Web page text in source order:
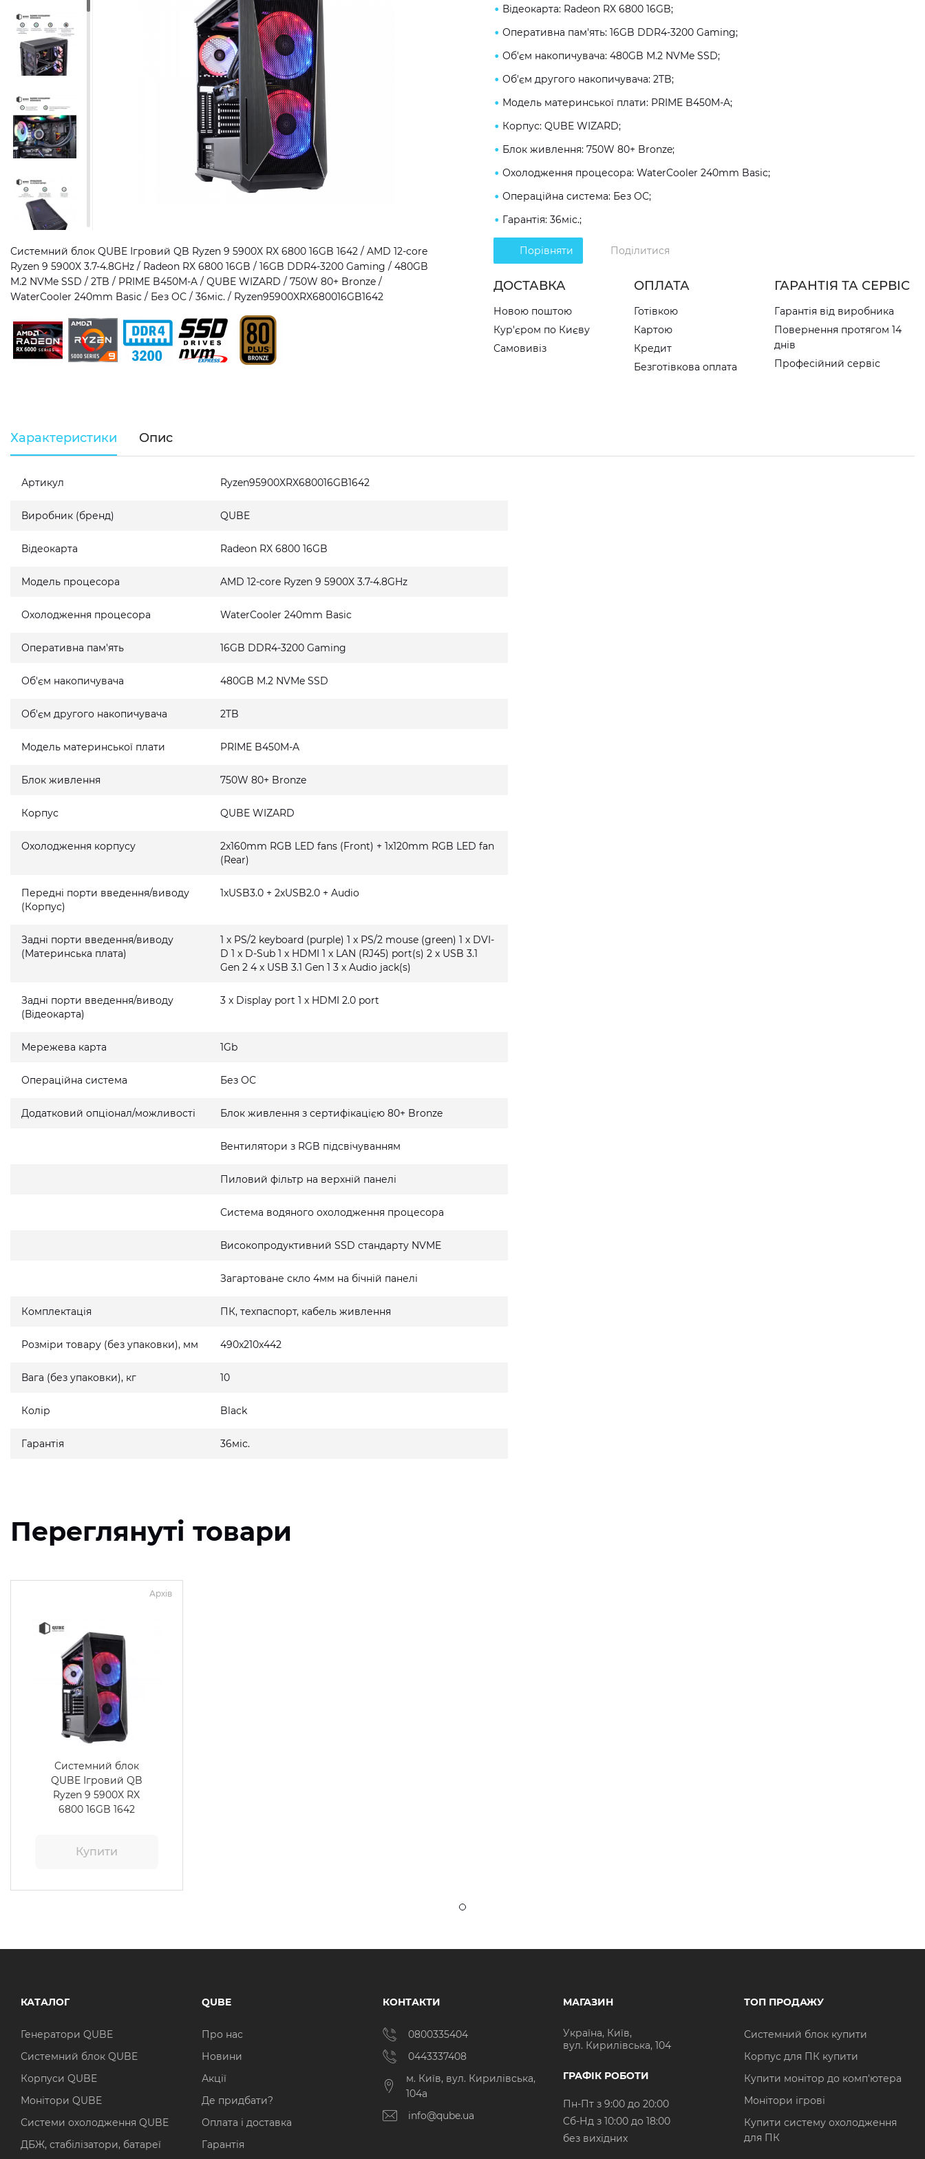
Системний блок QUBE Ігровий QB Ryzen 9 5900X RX 6800 16GB 1642 / AMD 12-core
Ryzen 9 5900X 3.7-4.8GHz / Radeon RX 6800 16GB / 16GB DDR4-3200 Gaming / 480GB
M.2 NVMe SSD / 2TB / PRIME B450M-A / QUBE WIZARD / 750W 80+ Bronze /
WaterCooler 240mm Basic / Без ОС / 36міс. / Ryzen95900XRX680016GB1642
Відеокарта: Radeon RX 6800 16GB;
Оперативна пам'ять: 16GB DDR4-3200 Gaming;
Об'єм накопичувача: 480GB M.2 NVMe SSD;
Об'єм другого накопичувача: 2TB;
Модель материнської плати: PRIME B450M-A;
Корпус: QUBE WIZARD;
Блок живлення: 750W 80+ Bronze;
Охолодження процесора: WaterCooler 240mm Basic;
Операційна система: Без ОС;
Гарантія: 36міс.;
Порівняти Поділитися
ДОСТАВКА
Новою поштою
Кур'єром по Києву
Самовивіз
ОПЛАТА
Готівкою
Картою
Кредит
Безготівкова оплата
ГАРАНТІЯ ТА СЕРВІС
Гарантія від виробника
Повернення протягом 14
днів
Професійний сервіс
Характеристики Опис
Артикул Ryzen95900XRX680016GB1642
Виробник (бренд) QUBE
Відеокарта Radeon RX 6800 16GB
Модель процесора AMD 12-core Ryzen 9 5900X 3.7-4.8GHz
Охолодження процесора WaterCooler 240mm Basic
Оперативна пам'ять 16GB DDR4-3200 Gaming
Об'єм накопичувача 480GB M.2 NVMe SSD
Об'єм другого накопичувача 2TB
Модель материнської плати PRIME B450M-A
Блок живлення 750W 80+ Bronze
Корпус QUBE WIZARD
Охолодження корпусу
2x160mm RGB LED fans (Front) + 1x120mm RGB LED fan
(Rear)
Передні порти введення/виводу
(Корпус)
1xUSB3.0 + 2xUSB2.0 + Audio
Задні порти введення/виводу
(Материнська плата)
1 x PS/2 keyboard (purple) 1 x PS/2 mouse (green) 1 x DVI-
D 1 x D-Sub 1 x HDMI 1 x LAN (RJ45) port(s) 2 x USB 3.1
Gen 2 4 x USB 3.1 Gen 1 3 x Audio jack(s)
Задні порти введення/виводу
(Відеокарта)
3 x Display port 1 x HDMI 2.0 port
Мережева карта 1Gb
Операційна система Без ОС
Додатковий опціонал/можливості Блок живлення з сертифікацією 80+ Bronze
Вентилятори з RGB підсвічуванням
Пиловий фільтр на верхній панелі
Система водяного охолодження процесора
Високопродуктивний SSD стандарту NVME
Загартоване скло 4мм на бічній панелі
Комплектація ПК, техпаспорт, кабель живлення
Розміри товару (без упаковки), мм 490x210x442
Вага (без упаковки), кг 10
Колір Black
Гарантія 36міс.
Переглянуті товари
Архів
Системний блок
QUBE Ігровий QB
Ryzen 9 5900X RX
6800 16GB 1642
Купити
КАТАЛОГ
Генератори QUBE
Системний блок QUBE
Корпуси QUBE
Монітори QUBE
Системи охолодження QUBE
ДБЖ, стабілізатори, батареї
QUBE
Про нас
Новини
Акції
Де придбати?
Оплата і доставка
Гарантія
КОНТАКТИ
0800335404
0443337408
м. Київ, вул. Кирилівська,
104а
info@qube.ua
МАГАЗИН
Україна, Київ,
вул. Кирилівська, 104
ГРАФІК РОБОТИ
Пн-Пт з 9:00 до 20:00
Cб-Нд з 10:00 до 18:00
без вихідних
ТОП ПРОДАЖУ
Системний блок купити
Корпус для ПК купити
Купити монітор до комп'ютера
Монітори ігрові
Купити систему охолодження
для ПК